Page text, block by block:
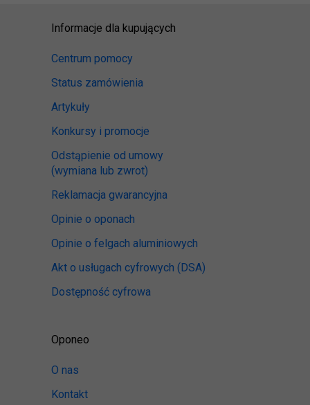
Informacje dla kupujących
Centrum pomocy
Status zamówienia
Artykuły
Konkursy i promocje
Odstąpienie od umowy
(wymiana lub zwrot)
Reklamacja gwarancyjna
Opinie o oponach
Opinie o felgach aluminiowych
Akt o usługach cyfrowych (DSA)
Dostępność cyfrowa
Oponeo
O nas
Kontakt